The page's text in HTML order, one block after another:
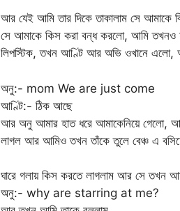
আর যেই আমি তার দিকে তাকালাম সে
সে আমাকে কিস করা বন্ধ করলো, আমি
লিপস্টিক, তখন আণ্টি আর অভি ওখানে
অনু:- mom We are just come
আণ্টি:- ঠিক আছে
আর অনু আমার হাত ধরে আমাকেনিয়ে গেলো,
লাগল আর আমিও তখন তাঁকে তুলে বেঞ্চ এ
ঘারে গলায় কিস করতে লাগলাম আর সে তখন
অনু:- why are starring at me?